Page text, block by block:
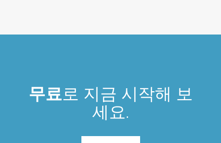
무료로 지금 시작해 보
세요.